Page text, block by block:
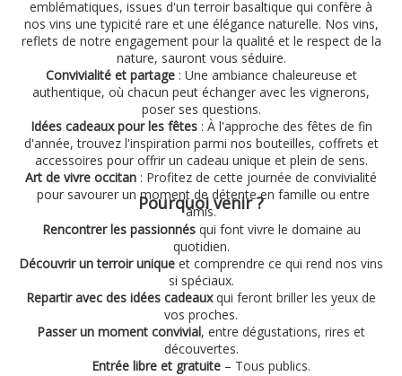
emblématiques, issues d'un terroir basaltique qui confère à
nos vins une typicité rare et une élégance naturelle. Nos vins,
reflets de notre engagement pour la qualité et le respect de la
nature, sauront vous séduire.
Convivialité et partage: Une ambiance chaleureuse et
authentique, où chacun peut échanger avec les vignerons,
poser ses questions.
Idées cadeaux pour les fêtes: À l'approche des fêtes de fin
d'année, trouvez l'inspiration parmi nos bouteilles, coffrets et
accessoires pour offrir un cadeau unique et plein de sens.
Art de vivre occitan : Profitez de cette journée de convivialité
pour savourer un moment de détente en famille ou entre
amis.
Pourquoi venir ?
Rencontrer les passionnésqui font vivre le domaine au
quotidien.
Découvrir un terroir unique et comprendre ce qui rend nos vins
si spéciaux.
Repartir avec des idées cadeauxqui feront briller les yeux de
vos proches.
Passer un moment convivial, entre dégustations, rires et
découvertes.
Entrée libre et gratuite – Tous publics.